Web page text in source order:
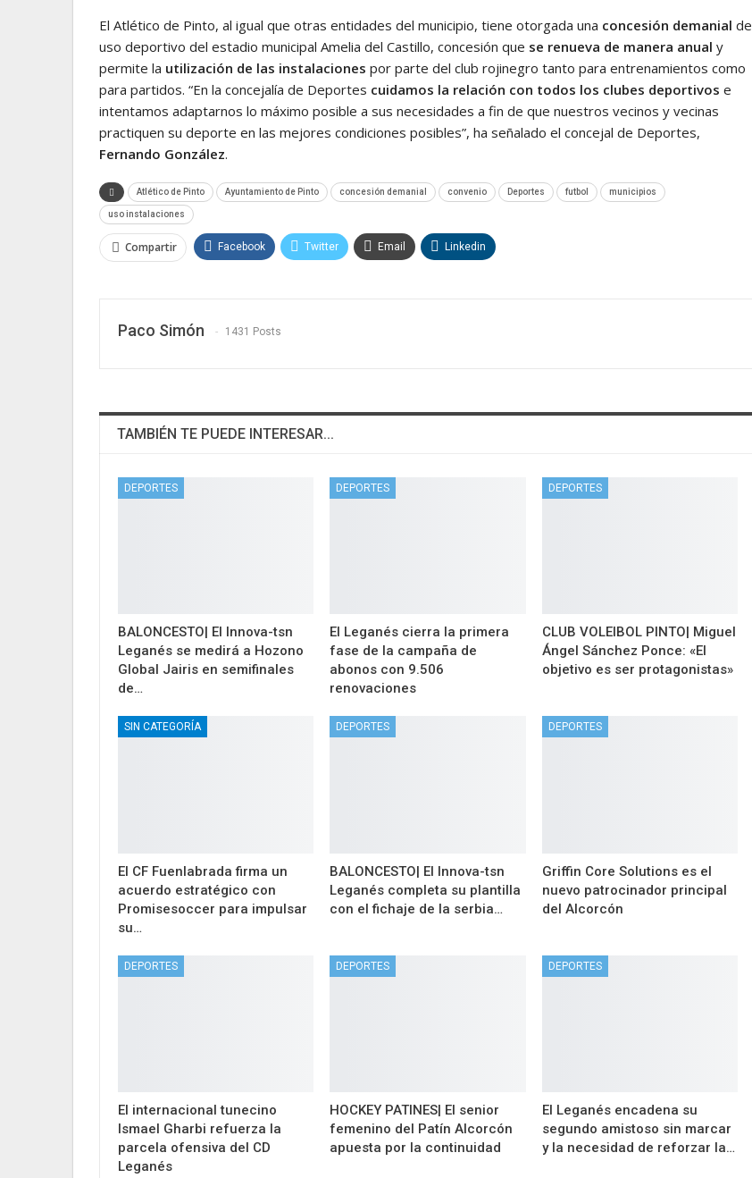
El Atlético de Pinto, al igual que otras entidades del municipio, tiene otorgada una concesión demanial de
uso deportivo del estadio municipal Amelia del Castillo, concesión que se renueva de manera anual y
permite la utilización de las instalaciones por parte del club rojinegro tanto para entrenamientos como
para partidos. “En la concejalía de Deportes cuidamos la relación con todos los clubes deportivos e
intentamos adaptarnos lo máximo posible a sus necesidades a fin de que nuestros vecinos y vecinas
practiquen su deporte en las mejores condiciones posibles”, ha señalado el concejal de Deportes,
Fernando González.
Atlético de Pinto Ayuntamiento de Pinto concesión demanial convenio Deportes futbol municipios
uso instalaciones
Compartir Facebook Twitter Email Linkedin
Paco Simón 1431 Posts
TAMBIÉN TE PUEDE INTERESAR...
DEPORTES
BALONCESTO| El Innova-tsn
Leganés se medirá a Hozono
Global Jairis en semifinales
de…
DEPORTES
El Leganés cierra la primera
fase de la campaña de
abonos con 9.506
renovaciones
DEPORTES
CLUB VOLEIBOL PINTO| Miguel
Ángel Sánchez Ponce: «El
objetivo es ser protagonistas»
SIN CATEGORÍA
El CF Fuenlabrada firma un
acuerdo estratégico con
Promisesoccer para impulsar
su…
DEPORTES
BALONCESTO| El Innova-tsn
Leganés completa su plantilla
con el fichaje de la serbia…
DEPORTES
Griffin Core Solutions es el
nuevo patrocinador principal
del Alcorcón
DEPORTES
El internacional tunecino
Ismael Gharbi refuerza la
parcela ofensiva del CD
Leganés
DEPORTES
HOCKEY PATINES| El senior
femenino del Patín Alcorcón
apuesta por la continuidad
DEPORTES
El Leganés encadena su
segundo amistoso sin marcar
y la necesidad de reforzar la…